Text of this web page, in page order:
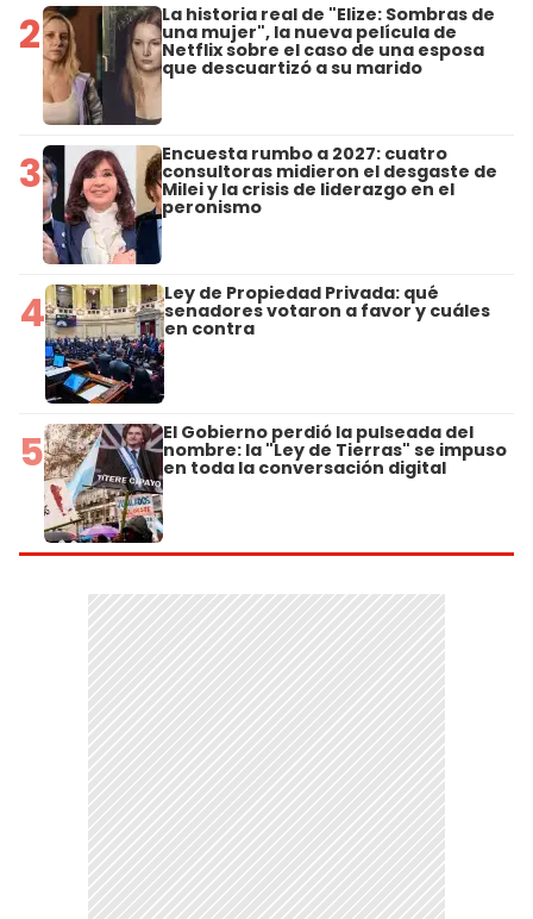
2 La historia real de "Elize: Sombras de
una mujer", la nueva película de
Netflix sobre el caso de una esposa
que descuartizó a su marido
3 Encuesta rumbo a 2027: cuatro
consultoras midieron el desgaste de
Milei y la crisis de liderazgo en el
peronismo
4 Ley de Propiedad Privada: qué
senadores votaron a favor y cuáles
en contra
5 El Gobierno perdió la pulseada del
nombre: la "Ley de Tierras" se impuso
en toda la conversación digital